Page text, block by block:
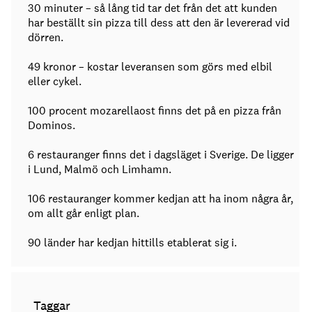
30 minuter – så lång tid tar det från det att kunden
har beställt sin pizza till dess att den är levererad vid
dörren.
49 kronor – kostar leveransen som görs med elbil
eller cykel.
100 procent mozarellaost finns det på en pizza från
Dominos.
6 restauranger finns det i dagsläget i Sverige. De ligger
i Lund, Malmö och Limhamn.
106 restauranger kommer kedjan att ha inom några år,
om allt går enligt plan.
90 länder har kedjan hittills etablerat sig i.
Taggar